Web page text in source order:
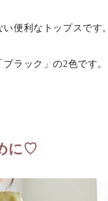
便利なトップスです。
ラック」の2色です。
に♡